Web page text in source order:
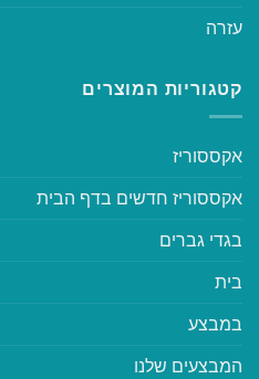
עזרה
קטגוריות המוצרים
אקססוריז
אקססוריז חדשים בדף הבית
בגדי גברים
בית
במבצע
המבצעים שלנו